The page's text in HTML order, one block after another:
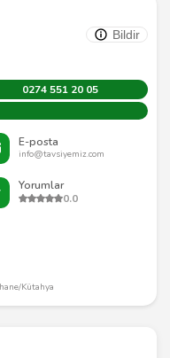
Bildir
0274 551 20 05
E-posta
info@tavsiyemiz.com
Yorumlar
0.0
Kütahya